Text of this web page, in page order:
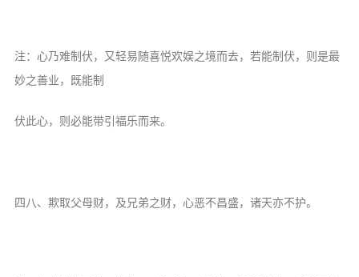
注：心乃难制伏，又轻易随喜悦欢娱之境而去，若能制伏，则是最
妙之善业，既能制
伏此心，则必能带引福乐而来。
四八、欺取父母财，及兄弟之财，心恶不昌盛，诸天亦不护。